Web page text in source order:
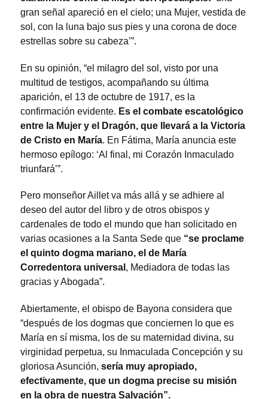
gran señal apareció en el cielo; una Mujer, vestida de
sol, con la luna bajo sus pies y una corona de doce
estrellas sobre su cabeza’”.
En su opinión, “el milagro del sol, visto por una
multitud de testigos, acompañando su última
aparición, el 13 de octubre de 1917, es la
confirmación evidente. Es el combate escatológico
entre la Mujer y el Dragón, que llevará a la Victoria
de Cristo en María. En Fátima, María anuncia este
hermoso epílogo: ‘Al final, mi Corazón Inmaculado
triunfará’”.
Pero monseñor Aillet va más allá y se adhiere al
deseo del autor del libro y de otros obispos y
cardenales de todo el mundo que han solicitado en
varias ocasiones a la Santa Sede que “se proclame
el quinto dogma mariano, el de María
Corredentora universal , Mediadora de todas las
gracias y Abogada”.
Abiertamente, el obispo de Bayona considera que
“después de los dogmas que conciernen lo que es
María en sí misma, los de su maternidad divina, su
virginidad perpetua, su Inmaculada Concepción y su
gloriosa Asunción, sería muy apropiado,
efectivamente, que un dogma precise su misión
en la obra de nuestra Salvación”.